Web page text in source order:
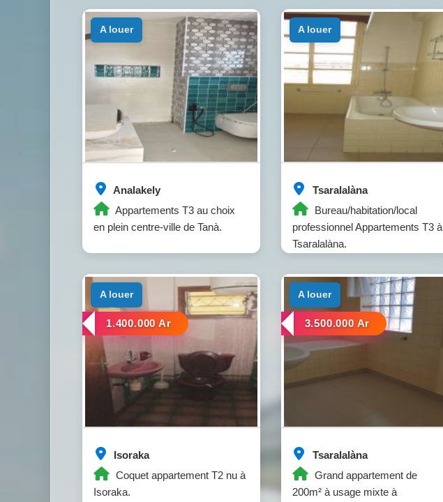
Analakely
Appartements T3 au choix
en plein centre-ville de Tanà.
a louer
Tsaralalàna
Bureau/habitation/local
professionnel Appartements T3 à
Tsaralalàna.
a louer
Isoraka
Coquet appartement T2 nu à
Isoraka.
a louer
1.400.000 Ar
Tsaralalàna
Grand appartement de
200m² à usage mixte à
a louer
3.500.000 Ar